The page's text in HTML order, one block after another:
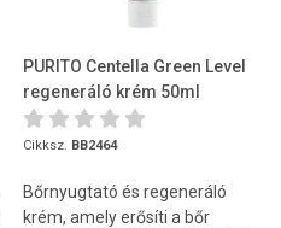
PURITO Centella Green Level
regeneráló krém 50ml
Cikksz. BB2464
Bőrnyugtató és regeneráló
krém, amely erősíti a bőr